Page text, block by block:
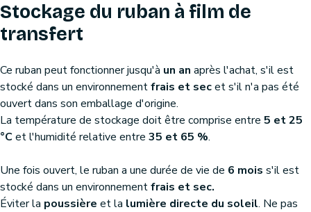
Stockage du ruban à film de
transfert
Ce ruban peut fonctionner jusqu'à un an après l'achat, s'il est
stocké dans un environnementfrais et secet s'il n'a pas été
ouvert dans son emballage d'origine.
La température de stockage doit être comprise entre 5 et 25
°Cet l'humidité relative entre 35 et 65 %.
Une fois ouvert, le ruban a une durée de vie de 6 mois s'il est
stocké dans un environnementfrais et sec.
Éviter la poussière et la lumière directe du soleil. Ne pas